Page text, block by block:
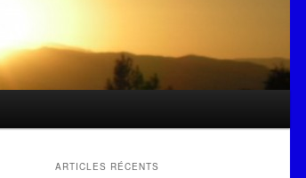
ARTICLES RÉCENTS